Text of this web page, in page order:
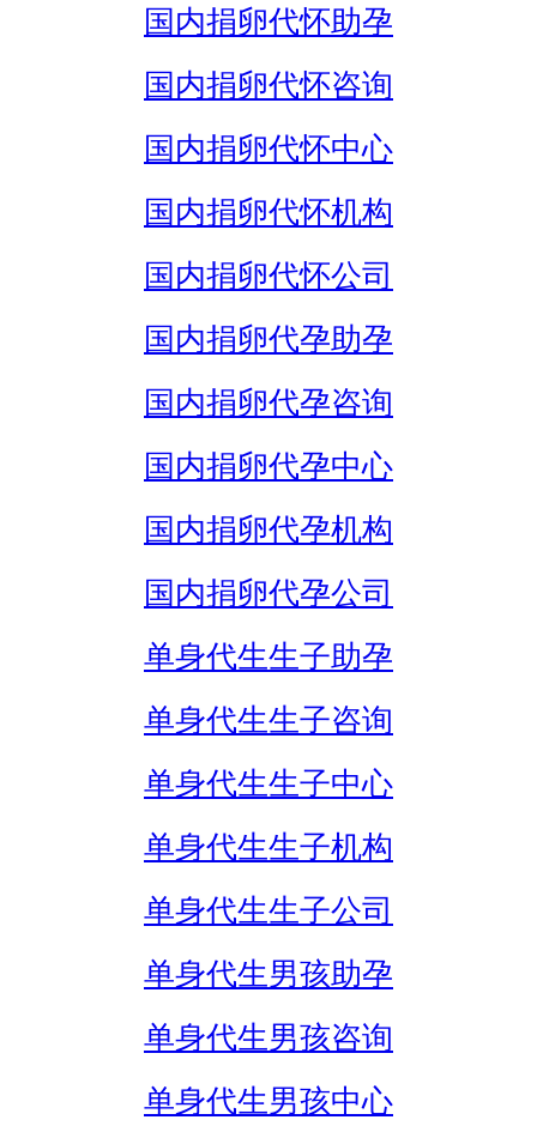
国内捐卵代怀助孕
国内捐卵代怀咨询
国内捐卵代怀中心
国内捐卵代怀机构
国内捐卵代怀公司
国内捐卵代孕助孕
国内捐卵代孕咨询
国内捐卵代孕中心
国内捐卵代孕机构
国内捐卵代孕公司
单身代生生子助孕
单身代生生子咨询
单身代生生子中心
单身代生生子机构
单身代生生子公司
单身代生男孩助孕
单身代生男孩咨询
单身代生男孩中心